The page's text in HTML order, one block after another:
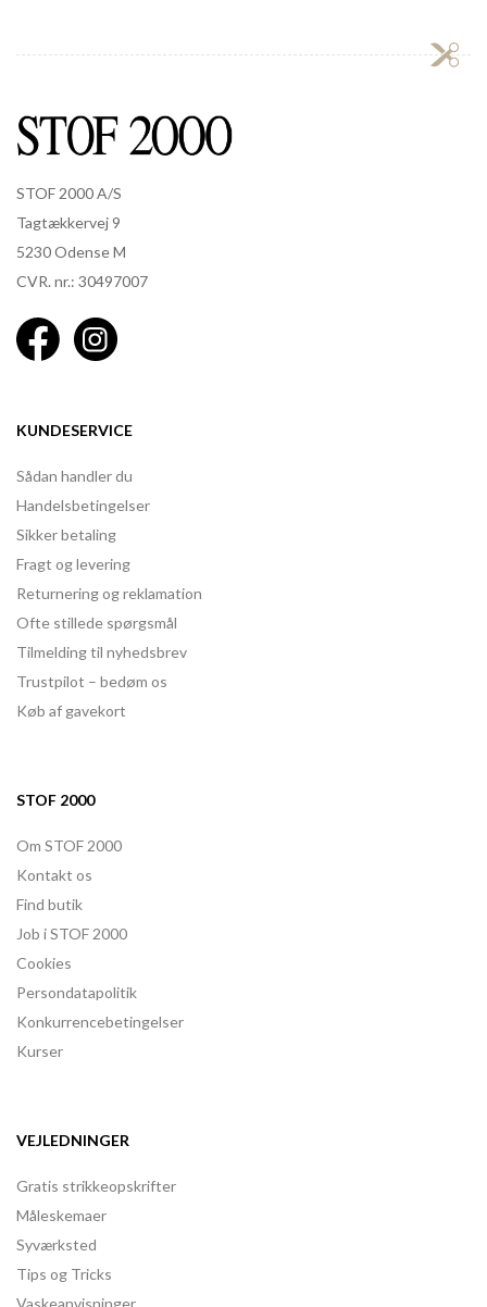
STOF 2000 A/S
Tagtækkervej 9
5230 Odense M
CVR. nr.: 30497007
KUNDESERVICE
Sådan handler du
Handelsbetingelser
Sikker betaling
Fragt og levering
Returnering og reklamation
Ofte stillede spørgsmål
Tilmelding til nyhedsbrev
Trustpilot – bedøm os
Køb af gavekort
STOF 2000
Om STOF 2000
Kontakt os
Find butik
Job i STOF 2000
Cookies
Persondatapolitik
Konkurrencebetingelser
Kurser
VEJLEDNINGER
Gratis strikkeopskrifter
Måleskemaer
Syværksted
Tips og Tricks
Vaskeanvisninger